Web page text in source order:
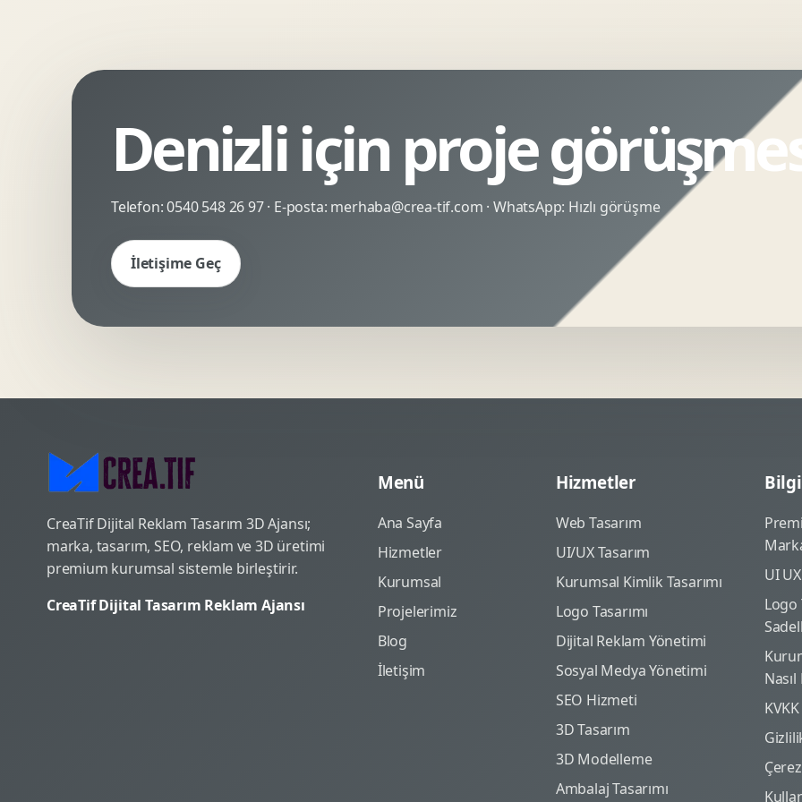
Denizli için proje
Telefon:0540 548 26 97· E-posta: merhaba@crea-tif.com · WhatsApp: Hızlı görüşme
İletişime Geç
CreaTif Dijital Reklam Tasarım 3D Ajansı;
marka, tasarım, SEO, reklam ve 3D üretimi
premium kurumsal sistemle birleştirir.
CreaTif Dijital Tasarım Reklam Ajansı
Menü
Ana Sayfa
Hizmetler
Kurumsal
Projelerimiz
Blog
İletişim
Hizmetler
Web Tasarım
UI/UX Tasarım
Kurumsal Kimlik Tasarımı
Logo Tasarımı
Dijital Reklam Yönetimi
Sosyal Medya Yönetimi
SEO Hizmeti
3D Tasarım
3D Modelleme
Ambalaj Tasarımı
Bilgi
UI
Logo
KVKK